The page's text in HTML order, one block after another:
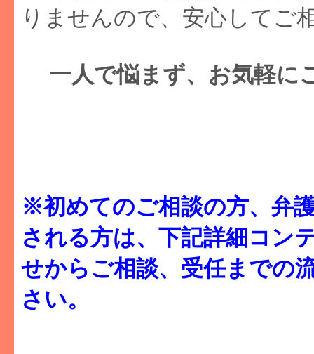
りませんので、安心してご
一人で悩まず、お気軽に
※初めてのご相談の方、弁
される方は、下記詳細コン
せからご相談、受任までの
さい。